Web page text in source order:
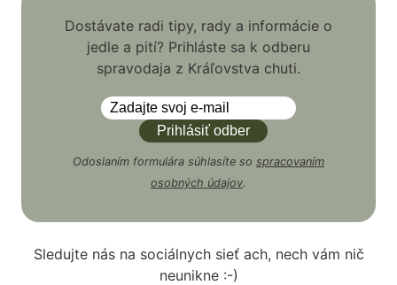
Dostávate radi tipy, rady a informácie o
jedle a pití? Prihláste sa k odberu
spravodaja z Kráľovstva chuti.
Odoslaním formulára súhlasíte so spracovaním
osobných údajov.
Sledujte nás na sociálnych sieť ach, nech vám nič
neunikne :-)